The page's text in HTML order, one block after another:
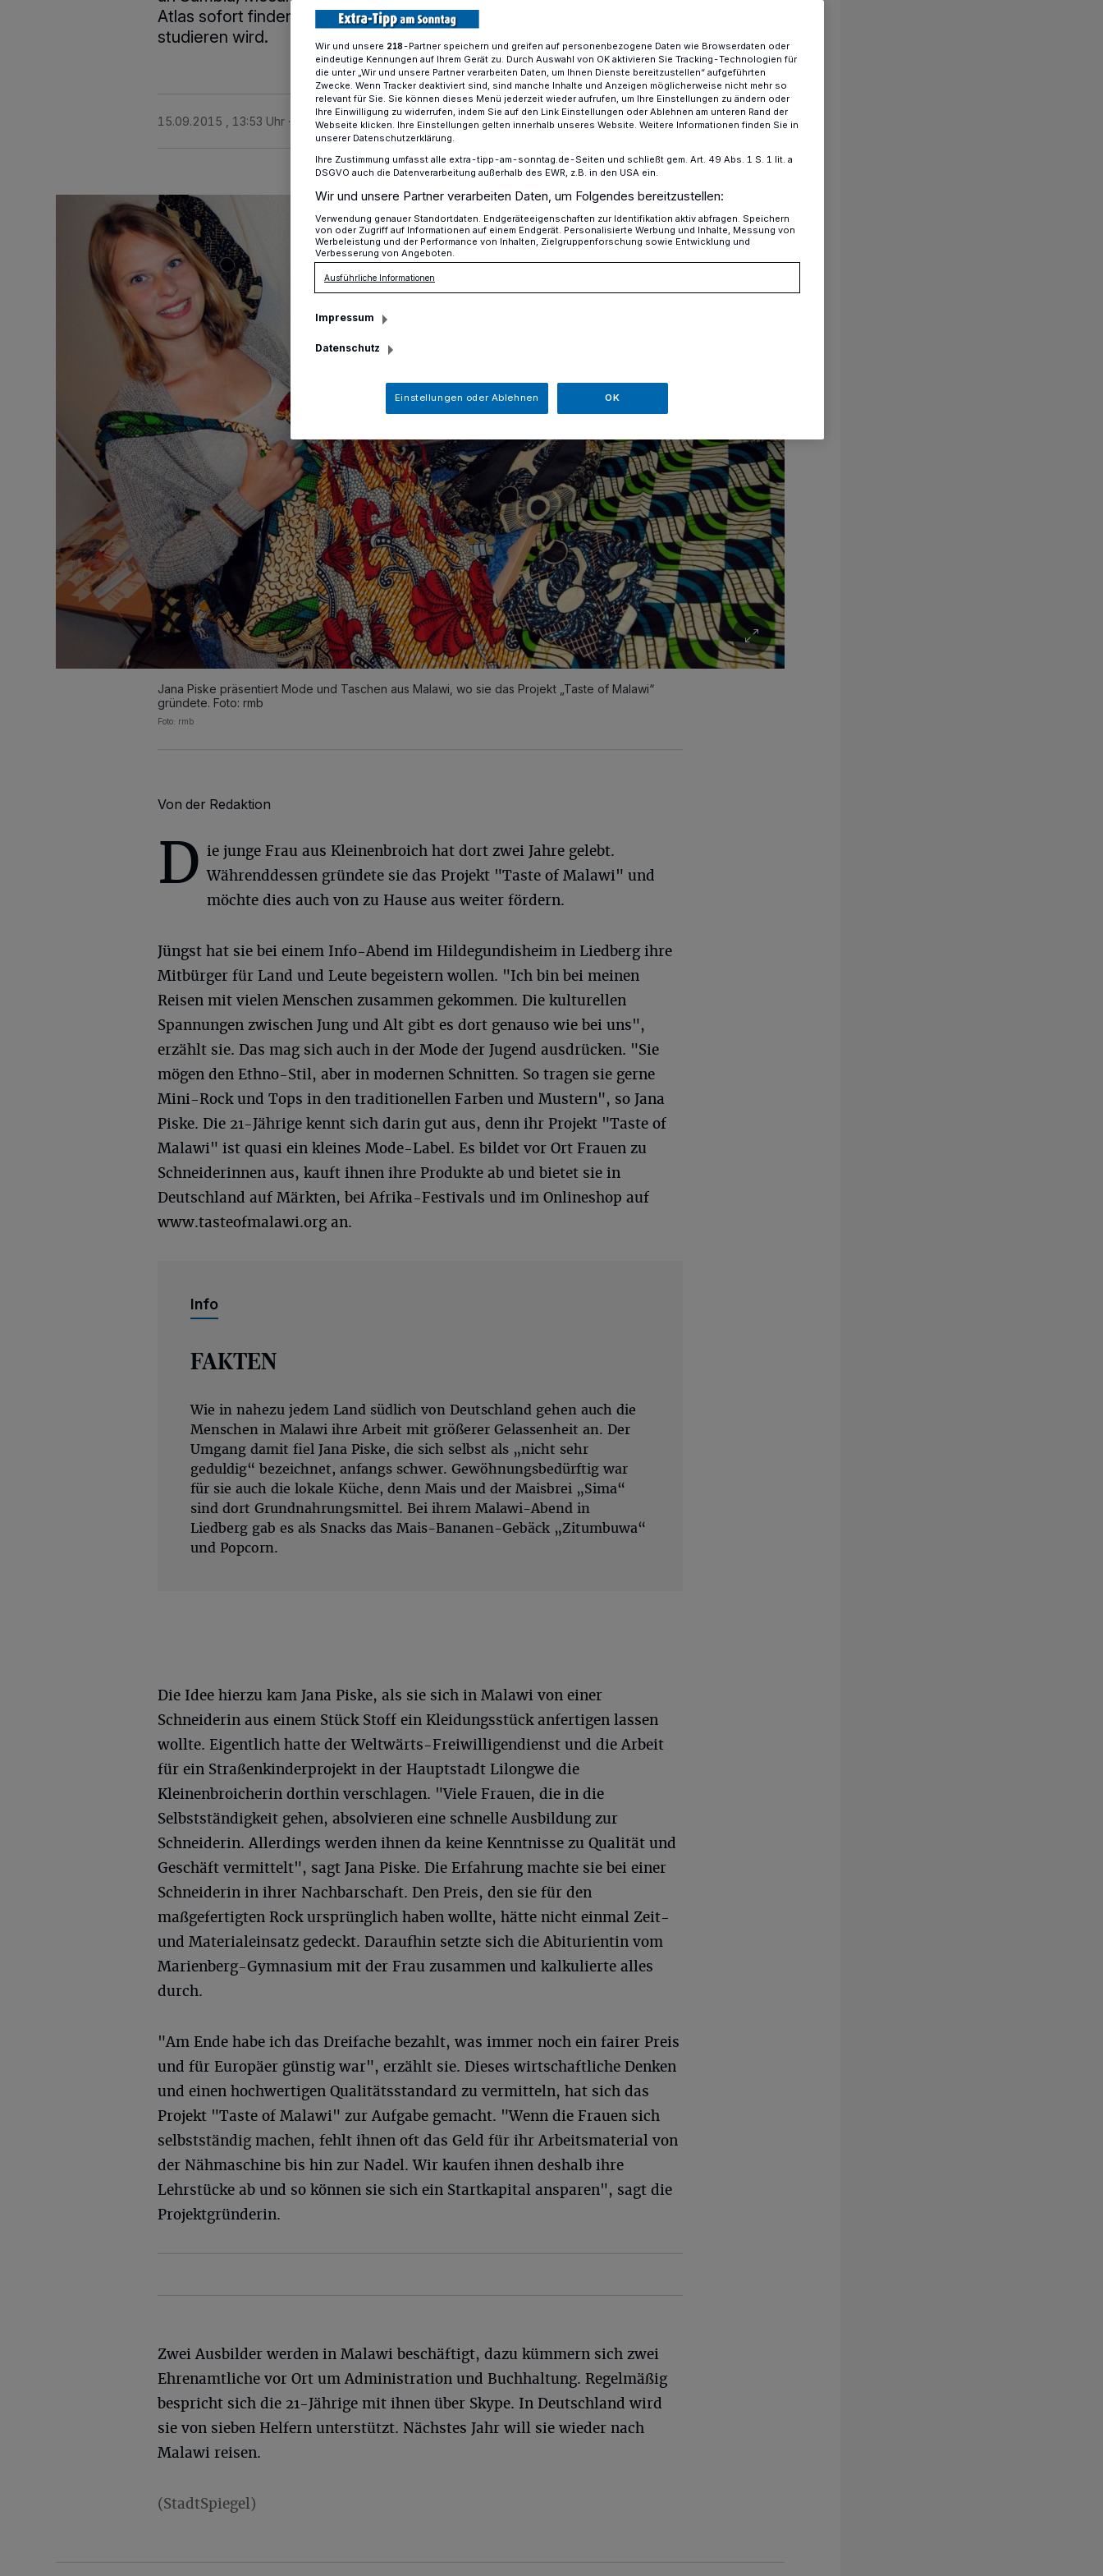
Atlas sofort finden, allerdings nicht nur, weil sie bald Geografie
studieren wird.
15.09.2015 , 13:53 Uhr 2 Minuten Lesezeit
Jana Piske präsentiert Mode und Taschen aus Malawi, wo sie das Projekt „Taste of Malawi“
gründete. Foto: rmb
Foto: rmb
Von der Redaktion
D ie junge Frau aus Kleinenbroich hat dort zwei Jahre gelebt.
Währenddessen gründete sie das Projekt "Taste of Malawi" und
möchte dies auch von zu Hause aus weiter fördern.
Jüngst hat sie bei einem Info-Abend im Hildegundisheim in Liedberg ihre
Mitbürger für Land und Leute begeistern wollen. "Ich bin bei meinen
Reisen mit vielen Menschen zusammen gekommen. Die kulturellen
Spannungen zwischen Jung und Alt gibt es dort genauso wie bei uns",
erzählt sie. Das mag sich auch in der Mode der Jugend ausdrücken. "Sie
mögen den Ethno-Stil, aber in modernen Schnitten. So tragen sie gerne
Mini-Rock und Tops in den traditionellen Farben und Mustern", so Jana
Piske. Die 21-Jährige kennt sich darin gut aus, denn ihr Projekt "Taste of
Malawi" ist quasi ein kleines Mode-Label. Es bildet vor Ort Frauen zu
Schneiderinnen aus, kauft ihnen ihre Produkte ab und bietet sie in
Deutschland auf Märkten, bei Afrika-Festivals und im Onlineshop auf
www.tasteofmalawi.org an.
Info
FAKTEN
Wie in nahezu jedem Land südlich von Deutschland gehen auch die
Menschen in Malawi ihre Arbeit mit größerer Gelassenheit an. Der
Umgang damit fiel Jana Piske, die sich selbst als „nicht sehr
geduldig“ bezeichnet, anfangs schwer. Gewöhnungsbedürftig war
für sie auch die lokale Küche, denn Mais und der Maisbrei „Sima“
sind dort Grundnahrungsmittel. Bei ihrem Malawi-Abend in
Liedberg gab es als Snacks das Mais-Bananen-Gebäck „Zitumbuwa“
und Popcorn.
Die Idee hierzu kam Jana Piske, als sie sich in Malawi von einer
Schneiderin aus einem Stück Stoff ein Kleidungsstück anfertigen lassen
wollte. Eigentlich hatte der Weltwärts-Freiwilligendienst und die Arbeit
für ein Straßenkinderprojekt in der Hauptstadt Lilongwe die
Kleinenbroicherin dorthin verschlagen. "Viele Frauen, die in die
Selbstständigkeit gehen, absolvieren eine schnelle Ausbildung zur
Schneiderin. Allerdings werden ihnen da keine Kenntnisse zu Qualität und
Geschäft vermittelt", sagt Jana Piske. Die Erfahrung machte sie bei einer
Schneiderin in ihrer Nachbarschaft. Den Preis, den sie für den
maßgefertigten Rock ursprünglich haben wollte, hätte nicht einmal Zeit-
und Materialeinsatz gedeckt. Daraufhin setzte sich die Abiturientin vom
Marienberg-Gymnasium mit der Frau zusammen und kalkulierte alles
durch.
"Am Ende habe ich das Dreifache bezahlt, was immer noch ein fairer Preis
und für Europäer günstig war", erzählt sie. Dieses wirtschaftliche Denken
und einen hochwertigen Qualitätsstandard zu vermitteln, hat sich das
Projekt "Taste of Malawi" zur Aufgabe gemacht. "Wenn die Frauen sich
selbstständig machen, fehlt ihnen oft das Geld für ihr Arbeitsmaterial von
der Nähmaschine bis hin zur Nadel. Wir kaufen ihnen deshalb ihre
Lehrstücke ab und so können sie sich ein Startkapital ansparen", sagt die
Projektgründerin.
Zwei Ausbilder werden in Malawi beschäftigt, dazu kümmern sich zwei
Ehrenamtliche vor Ort um Administration und Buchhaltung. Regelmäßig
bespricht sich die 21-Jährige mit ihnen über Skype. In Deutschland wird
sie von sieben Helfern unterstützt. Nächstes Jahr will sie wieder nach
Malawi reisen.
(StadtSpiegel)
Wir und unsere 218-Partner speichern und greifen auf personenbezogene Daten wie Browserdaten oder
eindeutige Kennungen auf Ihrem Gerät zu. Durch Auswahl von OK aktivieren Sie Tracking-Technologien für
die unter „Wir und unsere Partner verarbeiten Daten, um Ihnen Dienste bereitzustellen“ aufgeführten
Zwecke. Wenn Tracker deaktiviert sind, sind manche Inhalte und Anzeigen möglicherweise nicht mehr so
relevant für Sie. Sie können dieses Menü jederzeit wieder aufrufen, um Ihre Einstellungen zu ändern oder
Ihre Einwilligung zu widerrufen, indem Sie auf den Link Einstellungen oder Ablehnen am unteren Rand der
Webseite klicken. Ihre Einstellungen gelten innerhalb unseres Website. Weitere Informationen finden Sie in
unserer Datenschutzerklärung.
Ihre Zustimmung umfasst alle extra-tipp-am-sonntag.de-Seiten und schließt gem. Art. 49 Abs. 1 S. 1 lit. a
DSGVO auch die Datenverarbeitung außerhalb des EWR, z.B. in den USA ein.
Wir und unsere Partner verarbeiten Daten, um Folgendes bereitzustellen:
Verwendung genauer Standortdaten. Endgeräteeigenschaften zur Identifikation aktiv abfragen. Speichern
von oder Zugriff auf Informationen auf einem Endgerät. Personalisierte Werbung und Inhalte, Messung von
Werbeleistung und der Performance von Inhalten, Zielgruppenforschung sowie Entwicklung und
Verbesserung von Angeboten.
Ausführliche Informationen
Impressum
Datenschutz
Einstellungen oder Ablehnen OK